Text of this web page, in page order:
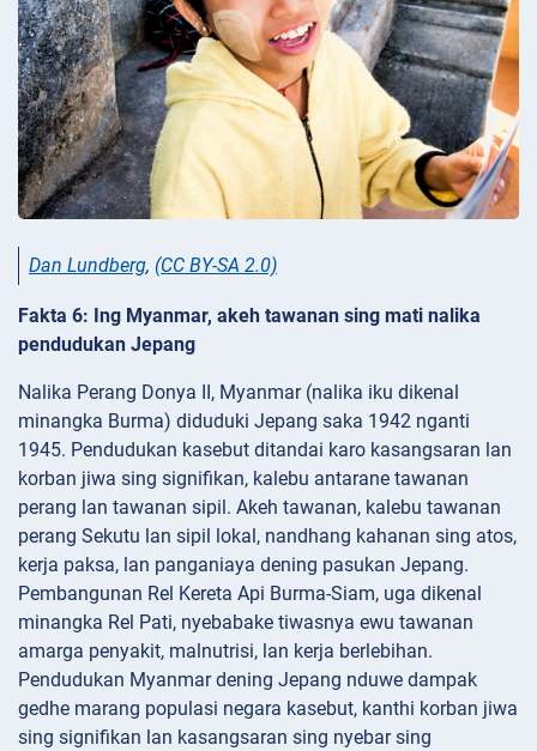
Dan Lundberg, (CC BY-SA 2.0)
Fakta 6: Ing Myanmar, akeh tawanan sing mati nalika
pendudukan Jepang
Nalika Perang Donya II, Myanmar (nalika iku dikenal
minangka Burma) diduduki Jepang saka 1942 nganti
1945. Pendudukan kasebut ditandai karo kasangsaran lan
korban jiwa sing signifikan, kalebu antarane tawanan
perang lan tawanan sipil. Akeh tawanan, kalebu tawanan
perang Sekutu lan sipil lokal, nandhang kahanan sing atos,
kerja paksa, lan panganiaya dening pasukan Jepang.
Pembangunan Rel Kereta Api Burma-Siam, uga dikenal
minangka Rel Pati, nyebabake tiwasnya ewu tawanan
amarga penyakit, malnutrisi, lan kerja berlebihan.
Pendudukan Myanmar dening Jepang nduwe dampak
gedhe marang populasi negara kasebut, kanthi korban jiwa
sing signifikan lan kasangsaran sing nyebar sing